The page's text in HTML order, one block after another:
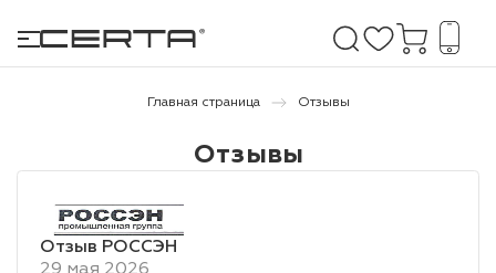
покрытия
и дачи
Главная страница Отзывы
Отзывы
Отзыв РОССЭН
29 мая 2026